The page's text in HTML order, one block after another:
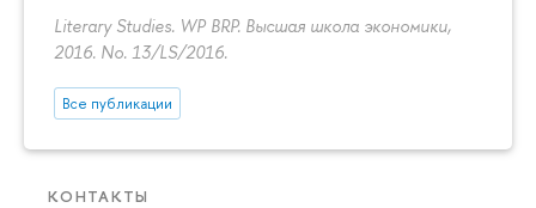
Literary Studies. WP BRP. Высшая школа экономики,
2016. No. 13/LS/2016.
Все публикации
КОНТАКТЫ